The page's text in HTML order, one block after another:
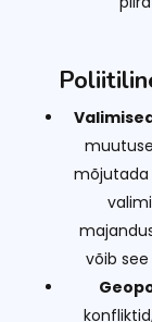
mõjutada
võib